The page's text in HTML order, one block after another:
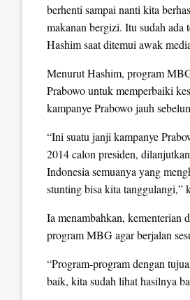
berhenti sampai nanti kita
makanan bergizi. Itu sudah
Hashim saat ditemui awak
Menurut Hashim, program
Prabowo untuk memperbaiki
kampanye Prabowo jauh
“Ini suatu janji kampanye
2014 calon presiden,
Indonesia semuanya yang
stunting bisa kita tanggulangi,”
Ia menambahkan, kementerian
program MBG agar berjalan
“Program-program dengan
baik, kita sudah lihat hasilnya